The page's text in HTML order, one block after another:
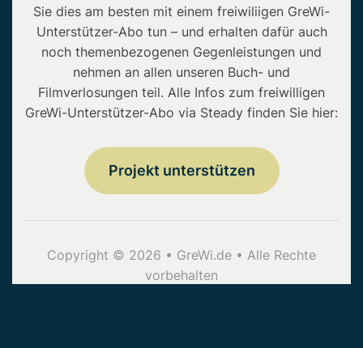
Sie dies am besten mit einem freiwiliigen GreWi-
Unterstützer-Abo tun – und erhalten dafür auch
noch themenbezogenen Gegenleistungen und
nehmen an allen unseren Buch- und
Filmverlosungen teil. Alle Infos zum freiwilligen
GreWi-Unterstützer-Abo via Steady finden Sie hier:
Projekt unterstützen
Copyright © 2026 • GreWi.de • Alle Rechte
vorbehalten